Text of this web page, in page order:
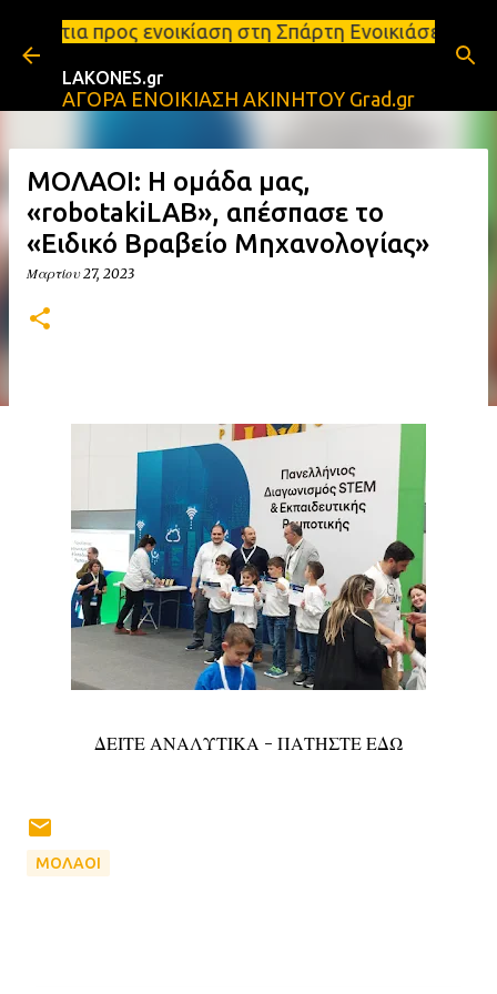
Μετάβαση στο κύριο περιεχόμενο
στη Σπάρτη Ενοικιάσεις διαμερισμάτων
LAKONES.gr
ΑΓΟΡΑ ΕΝΟΙΚΙΑΣΗ ΑΚΙΝΗΤΟΥ Grad.gr
ΜΟΛΑΟΙ: Η ομάδα μας,
«robotakiLAB», απέσπασε το
«Ειδικό Βραβείο Μηχανολογίας»
Μαρτίου 27, 2023
ΔΕΙΤΕ ΑΝΑΛΥΤΙΚΑ - ΠΑΤΗΣΤΕ ΕΔΩ
ΜΟΛΑΟΙ